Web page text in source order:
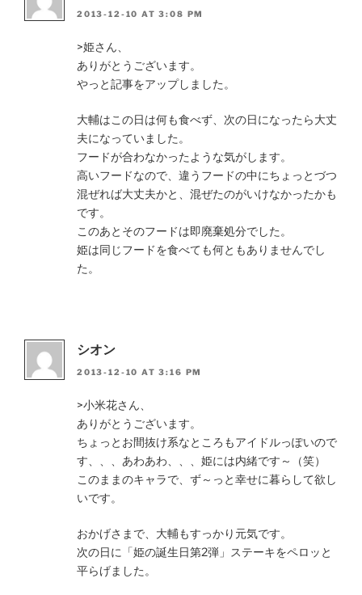
2013-12-10 AT 3:08 PM
>姫さん、
ありがとうございます。
やっと記事をアップしました。
大輔はこの日は何も食べず、次の日になったら大丈
夫になっていました。
フードが合わなかったような気がします。
高いフードなので、違うフードの中にちょっとづつ
混ぜれば大丈夫かと、混ぜたのがいけなかったかも
です。
このあとそのフードは即廃棄処分でした。
姫は同じフードを食べても何ともありませんでし
た。
シオン
2013-12-10 AT 3:16 PM
>小米花さん、
ありがとうございます。
ちょっとお間抜け系なところもアイドルっぽいので
す、、、あわあわ、、、姫には内緒です～（笑）
このままのキャラで、ず～っと幸せに暮らして欲し
いです。
おかげさまで、大輔もすっかり元気です。
次の日に「姫の誕生日第2弾」ステーキをペロッと
平らげました。